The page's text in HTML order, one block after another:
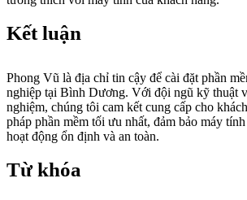
Kết luận
Phong Vũ là địa chỉ tin cậy để cài đặt phần
nghiệp tại Bình Dương. Với đội ngũ kỹ thuật
nghiệm, chúng tôi cam kết cung cấp cho
pháp phần mềm tối ưu nhất, đảm bảo máy
hoạt động ổn định và an toàn.
Từ khóa